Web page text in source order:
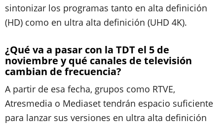
sintonizar los programas tanto en alta definición
(HD) como en ultra alta definición (UHD 4K).
¿Qué va a pasar con la TDT el 5 de
noviembre y qué canales de televisión
cambian de frecuencia?
A partir de esa fecha, grupos como RTVE,
Atresmedia o Mediaset tendrán espacio suficiente
para lanzar sus versiones en ultra alta definición